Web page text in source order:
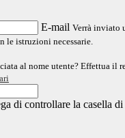
E-mail Verrà inviato
le istruzioni necessarie.
al nome utente? Effettua il
di controllare la casella